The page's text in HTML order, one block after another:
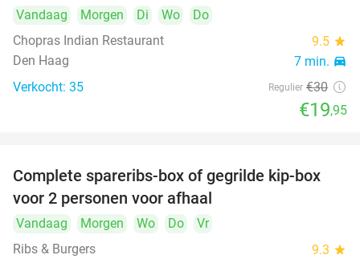
Vandaag Morgen Di Wo
Do
Chopras Indian Restaurant
9.5 star
Den Haag 7 min. directions_car
Verkocht: 35 Regulier €30
€19,95
37%
Complete spareribs-box of gegrilde kip-box
voor 2 personen voor afhaal
Vandaag Morgen Wo Do
Vr
Ribs & Burgers
9.3 star